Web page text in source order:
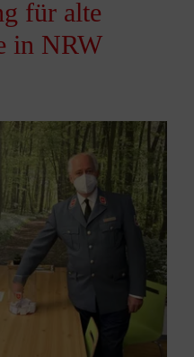
für alte
in NRW